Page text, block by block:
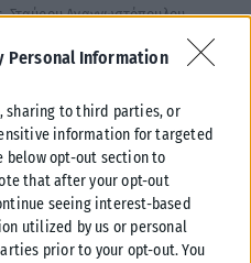
Personal Information
sharing to third parties, or
information for targeted
below opt-out section to
that after your opt-out
seeing interest-based
utilized by us or personal
prior to your opt-out. You
Σταύρου Αναγνωστόπουλου,
του Στυλιανού Τζουράκη, ο
της Τοπικής...